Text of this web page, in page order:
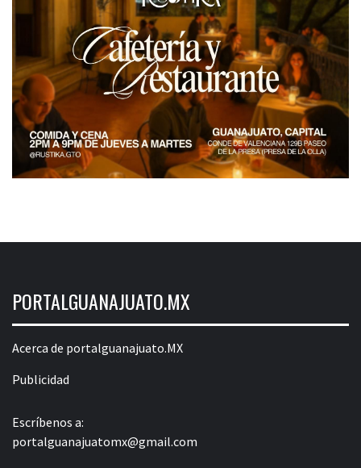
PORTALGUANAJUATO.MX
Acerca de portalguanajuato.MX
Publicidad
Escríbenos a:
portalguanajuatomx@gmail.com